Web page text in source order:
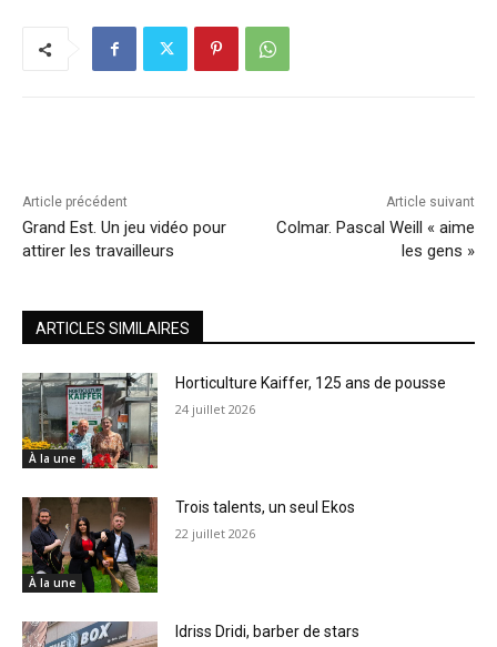
Article précédent
Grand Est. Un jeu vidéo pour
attirer les travailleurs
Article suivant
Colmar. Pascal Weill « aime
les gens »
ARTICLES SIMILAIRES
À la une
Horticulture Kaiffer, 125 ans de pousse
24 juillet 2026
À la une
Trois talents, un seul Ekos
22 juillet 2026
Idriss Dridi, barber de stars